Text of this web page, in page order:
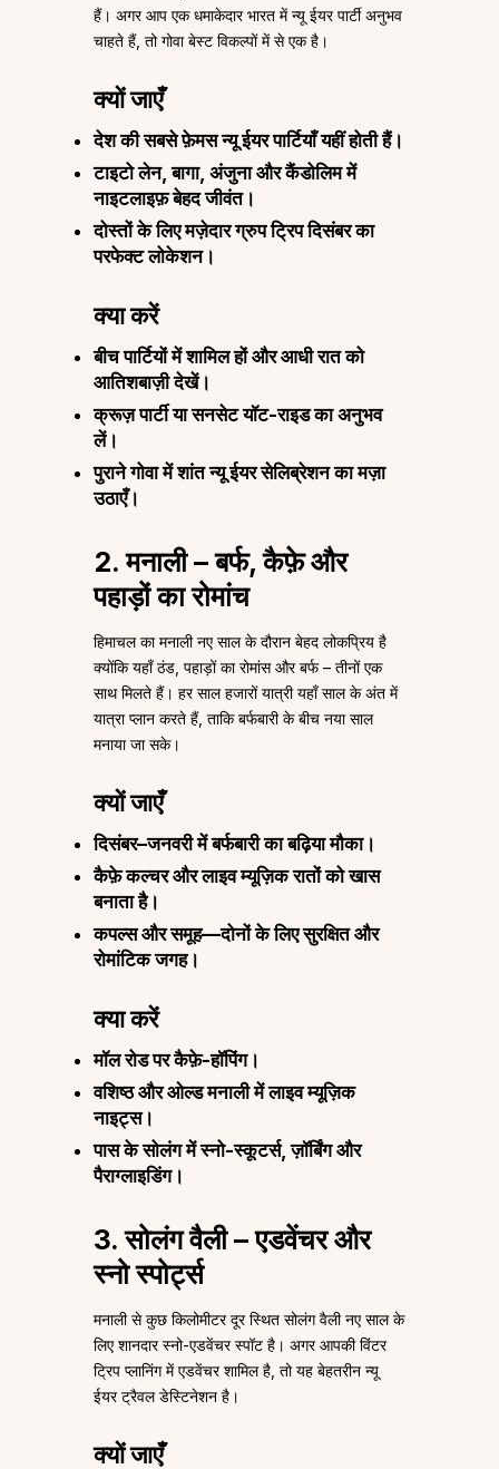
हैं। अगर आप एक धमाकेदार भारत में न्यू ईयर पार्टी अनुभव
चाहते हैं, तो गोवा बेस्ट विकल्पों में से एक है।
क्यों जाएँ
देश की सबसे फ़ेमस न्यू ईयर पार्टियाँ यहीं होती हैं।
टाइटो लेन, बागा, अंजुना और कैंडोलिम में
नाइटलाइफ़ बेहद जीवंत।
दोस्तों के लिए मज़ेदार ग्रुप ट्रिप दिसंबर का
परफेक्ट लोकेशन।
क्या करें
बीच पार्टियों में शामिल हों और आधी रात को
आतिशबाज़ी देखें।
क्रूज़ पार्टी या सनसेट यॉट-राइड का अनुभव
लें।
पुराने गोवा में शांत न्यू ईयर सेलिब्रेशन का मज़ा
उठाएँ।
2. मनाली – बर्फ, कैफ़े और
पहाड़ों का रोमांच
हिमाचल का मनाली नए साल के दौरान बेहद लोकप्रिय है
क्योंकि यहाँ ठंड, पहाड़ों का रोमांस और बर्फ – तीनों एक
साथ मिलते हैं। हर साल हजारों यात्री यहाँ साल के अंत में
यात्रा प्लान करते हैं, ताकि बर्फबारी के बीच नया साल
मनाया जा सके।
क्यों जाएँ
दिसंबर–जनवरी में बर्फबारी का बढ़िया मौका।
कैफ़े कल्चर और लाइव म्यूज़िक रातों को खास
बनाता है।
कपल्स और समूह—दोनों के लिए सुरक्षित और
रोमांटिक जगह।
क्या करें
मॉल रोड पर कैफ़े-हॉपिंग।
वशिष्ठ और ओल्ड मनाली में लाइव म्यूज़िक
नाइट्स।
पास के सोलंग में स्नो-स्कूटर्स, ज़ॉर्बिंग और
पैराग्लाइडिंग।
3. सोलंग वैली – एडवेंचर और
स्नो स्पोर्ट्स
मनाली से कुछ किलोमीटर दूर स्थित सोलंग वैली नए साल के
लिए शानदार स्नो-एडवेंचर स्पॉट है। अगर आपकी विंटर
ट्रिप प्लानिंग में एडवेंचर शामिल है, तो यह बेहतरीन न्यू
ईयर ट्रैवल डेस्टिनेशन है।
क्यों जाएँ